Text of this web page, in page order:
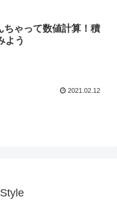
ちゃって数値計算！積
よう
2021.02.12